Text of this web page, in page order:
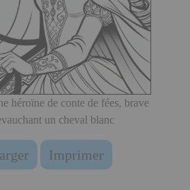
héroïne de conte de fées, brave
un cheval blanc
Imprimer